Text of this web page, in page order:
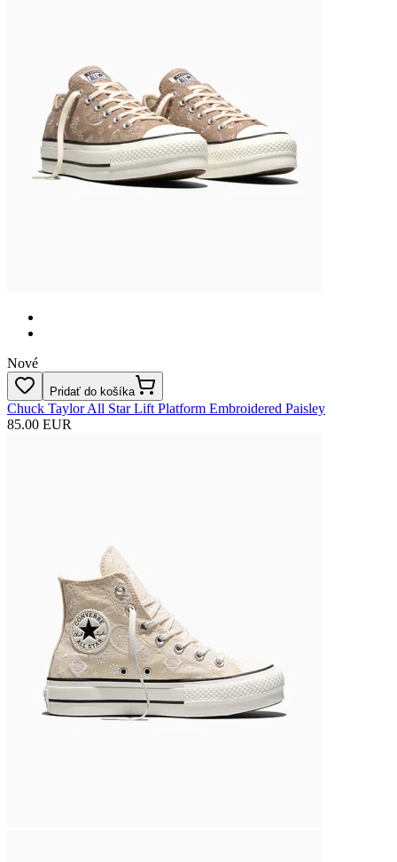
Nové
Pridať do košíka
Chuck Taylor All Star Lift Platform Embroidered Paisley
85.00 EUR